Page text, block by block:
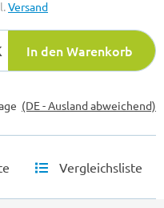
Versand
In den Warenkorb
(DE - Ausland abweichend)
Vergleichsliste